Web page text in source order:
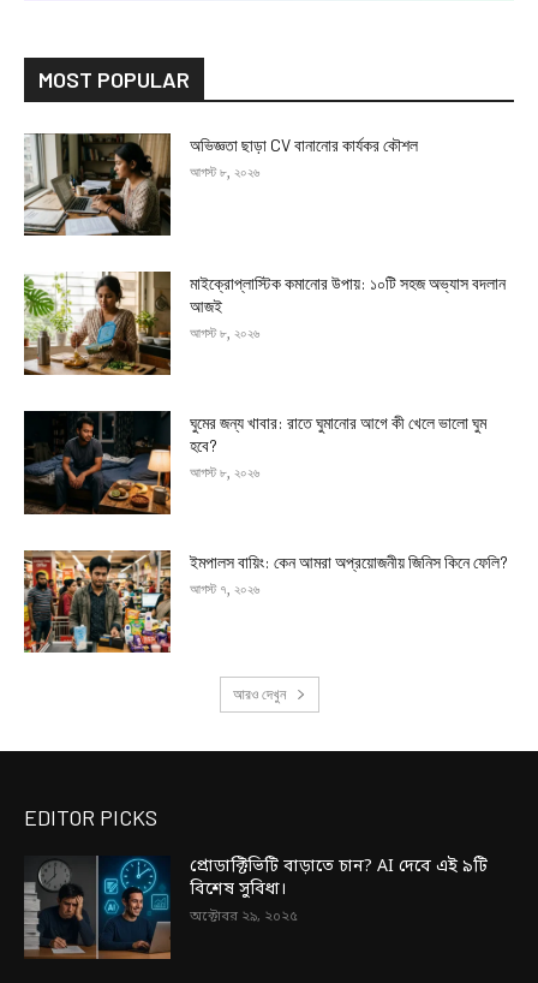
MOST POPULAR
অভিজ্ঞতা ছাড়া CV বানানোর কার্যকর কৌশল
আগস্ট ৮, ২০২৬
মাইক্রোপ্লাস্টিক কমানোর উপায়: ১০টি সহজ অভ্যাস বদলান
আজই
আগস্ট ৮, ২০২৬
ঘুমের জন্য খাবার: রাতে ঘুমানোর আগে কী খেলে ভালো ঘুম
হবে?
আগস্ট ৮, ২০২৬
ইমপালস বায়িং: কেন আমরা অপ্রয়োজনীয় জিনিস কিনে ফেলি?
আগস্ট ৭, ২০২৬
আরও দেখুন
EDITOR PICKS
প্রোডাক্টিভিটি বাড়াতে চান? AI দেবে এই ৯টি
বিশেষ সুবিধা।
অক্টোবর ২৯, ২০২৫